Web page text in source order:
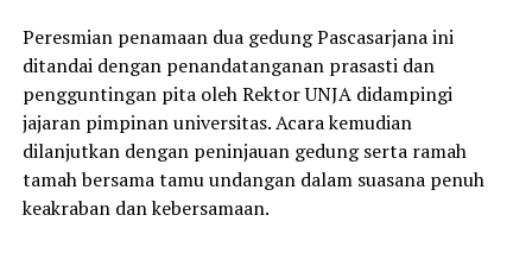
Peresmian penamaan dua gedung Pascasarjana ini
ditandai dengan penandatanganan prasasti dan
pengguntingan pita oleh Rektor UNJA didampingi
jajaran pimpinan universitas. Acara kemudian
dilanjutkan dengan peninjauan gedung serta ramah
tamah bersama tamu undangan dalam suasana penuh
keakraban dan kebersamaan.